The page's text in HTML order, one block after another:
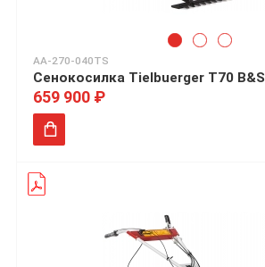
AA-270-040TS
Сенокосилка Tielbuerger T70 B&S
659 900 ₽